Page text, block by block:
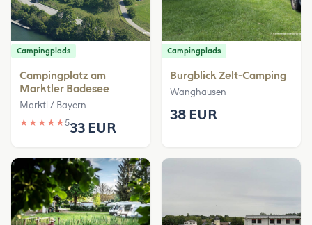
Campingplads
Campingplatz am
Marktler Badesee
Marktl / Bayern
★ ★ ★ ★ ★533 EUR
Campingplads
Burgblick Zelt-Camping
Wanghausen
38 EUR